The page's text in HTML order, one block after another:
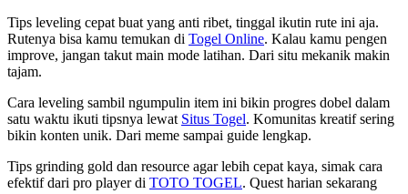
Tips leveling cepat buat yang anti ribet, tinggal ikutin rute ini aja.
Rutenya bisa kamu temukan di Togel Online. Kalau kamu pengen
improve, jangan takut main mode latihan. Dari situ mekanik makin
tajam.
Cara leveling sambil ngumpulin item ini bikin progres dobel dalam
satu waktu ikuti tipsnya lewat Situs Togel. Komunitas kreatif sering
bikin konten unik. Dari meme sampai guide lengkap.
Tips grinding gold dan resource agar lebih cepat kaya, simak cara
efektif dari pro player di TOTO TOGEL. Quest harian sekarang